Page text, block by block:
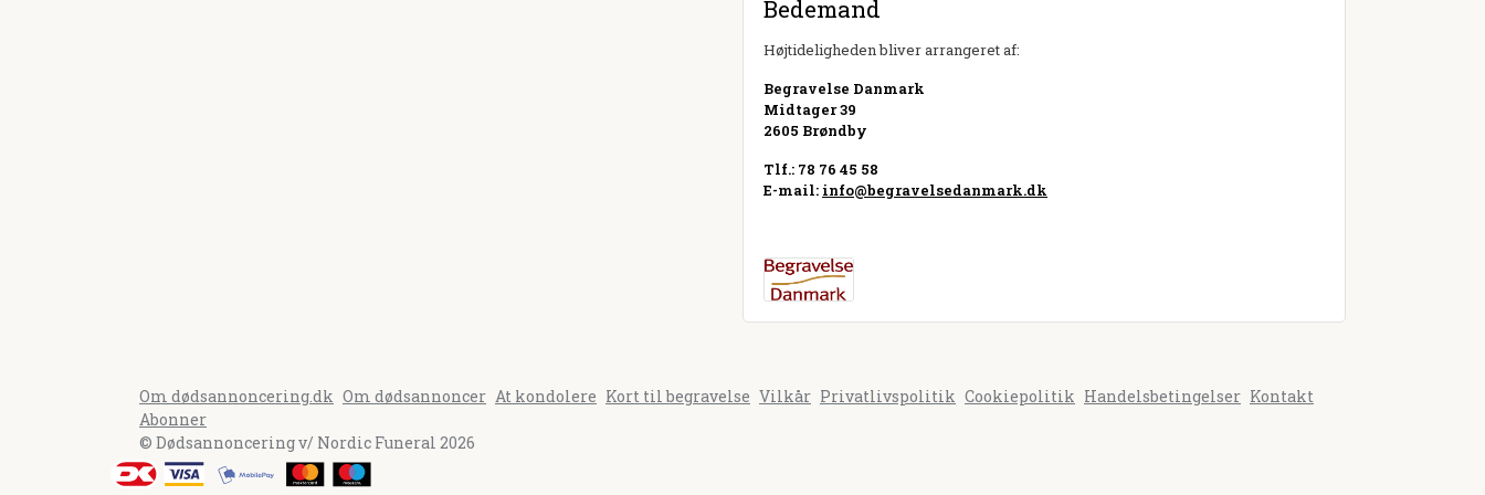
Bedemand
Højtideligheden bliver arrangeret af:
Begravelse Danmark
Midtager 39
2605 Brøndby
Tlf.: 78 76 45 58
E-mail: info@begravelsedanmark.dk
Om dødsannoncering.dk Om dødsannoncer At kondolere Kort til begravelse Vilkår Privatlivspolitik Cookiepolitik Handelsbetingelser Kontakt
Abonner
© Dødsannoncering v/ Nordic Funeral 2026